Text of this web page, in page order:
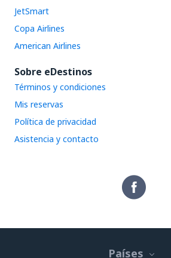
JetSmart
Copa Airlines
American Airlines
Sobre eDestinos
Términos y condiciones
Mis reservas
Política de privacidad
Asistencia y contacto
Países